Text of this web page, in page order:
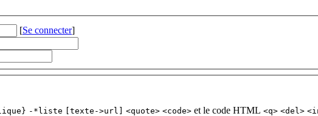
[Se connecter]
-*liste [texte->url] <quote> <code> et le code HTML <q> <del>